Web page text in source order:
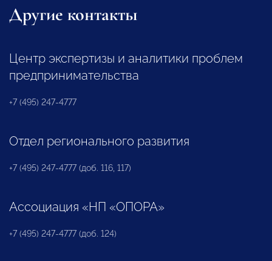
Другие контакты
Центр экспертизы и аналитики проблем
предпринимательства
+7 (495) 247-4777
Отдел регионального развития
+7 (495) 247-4777 (доб. 116, 117)
Ассоциация «НП «ОПОРА»
+7 (495) 247-4777 (доб. 124)